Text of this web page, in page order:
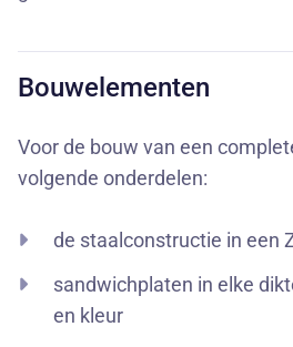
Bouwelementen
Voor de bouw van een
volgende onderdelen:
de staalconstructie in een
sandwichplaten in elke
en kleur